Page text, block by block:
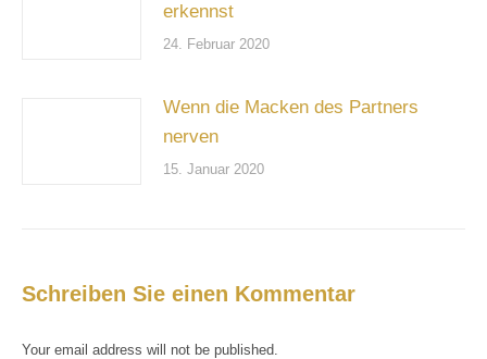
erkennst
24. Februar 2020
Wenn die Macken des Partners
nerven
15. Januar 2020
Schreiben Sie einen Kommentar
Your email address will not be published.